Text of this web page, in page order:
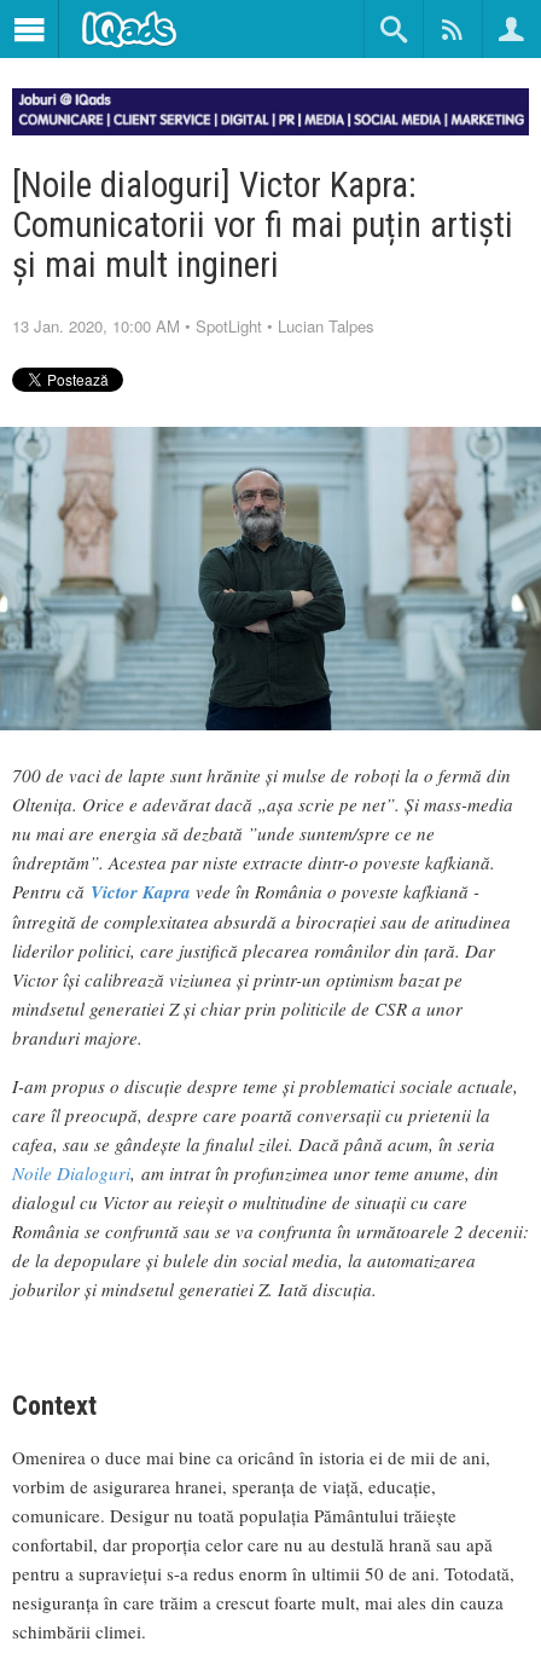
[Noile dialoguri] Victor Kapra:
Comunicatorii vor fi mai puțin artiști
și mai mult ingineri
13 Jan. 2020, 10:00 AM • SpotLight • Lucian Talpes
700 de vaci de lapte sunt hrănite și mulse de roboți la o fermă din
Oltenița. Orice e adevărat dacă „așa scrie pe net”. Și mass-media
nu mai are energia să dezbată ”unde suntem/spre ce ne
îndreptăm”. Acestea par niste extracte dintr-o poveste kafkiană.
Pentru că Victor Kapra vede în România o poveste kafkiană -
întregită de complexitatea absurdă a birocrației sau de atitudinea
liderilor politici, care justifică plecarea românilor din țară. Dar
Victor își calibrează viziunea și printr-un optimism bazat pe
mindsetul generatiei Z și chiar prin politicile de CSR a unor
branduri majore.
I-am propus o discuție despre teme și problematici sociale actuale,
care îl preocupă, despre care poartă conversații cu prietenii la
cafea, sau se gândește la finalul zilei. Dacă până acum, în seria
Noile Dialoguri, am intrat în profunzimea unor teme anume, din
dialogul cu Victor au reieșit o multitudine de situații cu care
România se confruntă sau se va confrunta în următoarele 2 decenii:
de la depopulare și bulele din social media, la automatizarea
joburilor și mindsetul generatiei Z. Iată discuția.
Context
Omenirea o duce mai bine ca oricând în istoria ei de mii de ani,
vorbim de asigurarea hranei, speranța de viață, educație,
comunicare. Desigur nu toată populația Pământului trăiește
confortabil, dar proporția celor care nu au destulă hrană sau apă
pentru a supraviețui s-a redus enorm în ultimii 50 de ani. Totodată,
nesiguranța în care trăim a crescut foarte mult, mai ales din cauza
schimbării climei.